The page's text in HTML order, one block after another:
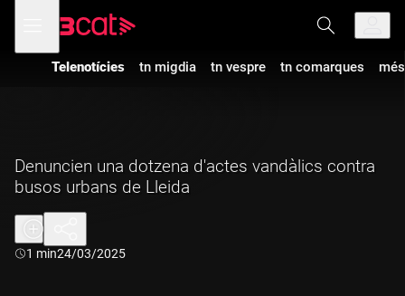
navegació
menú
de
Telenotícies tn migdia tn vespre tn comarques
Denuncien una dotzena d'actes vandàlics contra
busos urbans de Lleida
Durada:
1 min24/03/2025